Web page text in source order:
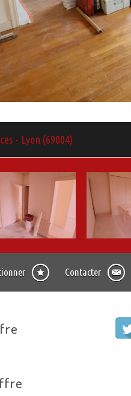
- Lyon (69004)
Contacter